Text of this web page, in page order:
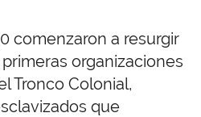
comenzaron a resurgir
organizaciones
Tronco Colonial,
que